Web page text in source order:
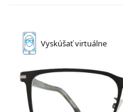
Vyskúšaťvirtuálne